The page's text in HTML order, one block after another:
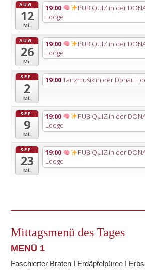
AUG.
12
Mi.
19:00 PUB QUIZ in der
Lodge
AUG.
26
Mi.
19:00 PUB QUIZ in der
Lodge
SEP.
2
Mi.
19:00Tanzmusik in der Donau
SEP.
9
Mi.
19:00 PUB QUIZ in der
Lodge
SEP.
23
Mi.
19:00 PUB QUIZ in der
Lodge
Mittagsmenü des Tages
MENÜ 1
Faschierter Braten I Erdäpfelpüree I